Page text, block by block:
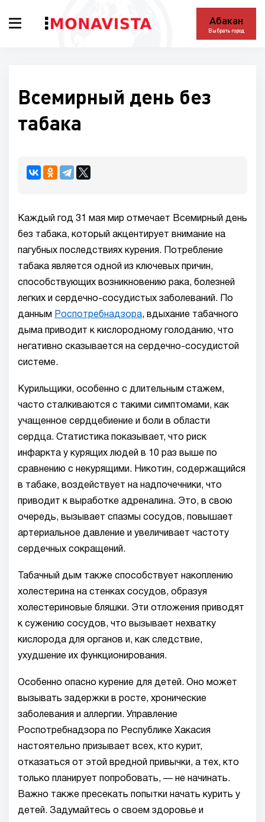
Абакан
Выбрать город
Всемирный день без
табака
Каждый год 31 мая мир отмечает Всемирный день
без табака, который акцентирует внимание на
пагубных последствиях курения. Потребление
табака является одной из ключевых причин,
способствующих возникновению рака, болезней
легких и сердечно-сосудистых заболеваний. По
данным
Роспотребнадзора, вдыхание табачного
дыма приводит к кислородному голоданию, что
негативно сказывается на сердечно-сосудистой
системе.
Курильщики, особенно с длительным стажем,
часто сталкиваются с такими симптомами, как
учащенное сердцебиение и боли в области
сердца. Статистика показывает, что риск
инфаркта у курящих людей в 10 раз выше по
сравнению с некурящими. Никотин, содержащийся
в табаке, воздействует на надпочечники, что
приводит к выработке адреналина. Это, в свою
очередь, вызывает спазмы сосудов, повышает
артериальное давление и увеличивает частоту
сердечных сокращений.
Табачный дым также способствует накоплению
холестерина на стенках сосудов, образуя
холестериновые бляшки. Эти отложения приводят
к сужению сосудов, что вызывает нехватку
кислорода для органов и, как следствие,
ухудшение их функционирования.
Особенно опасно курение для детей. Оно может
вызывать задержки в росте, хронические
заболевания и аллергии. Управление
Роспотребнадзора по Республике Хакасия
настоятельно призывает всех, кто курит,
отказаться от этой вредной привычки, а тех, кто
только планирует попробовать, — не начинать.
Важно также пресекать попытки начать курить у
детей. Задумайтесь о своем здоровье и